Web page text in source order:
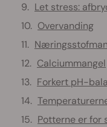
Let stress:
Overvanding
Calciummangel
Forkert pH-
Potterne er for